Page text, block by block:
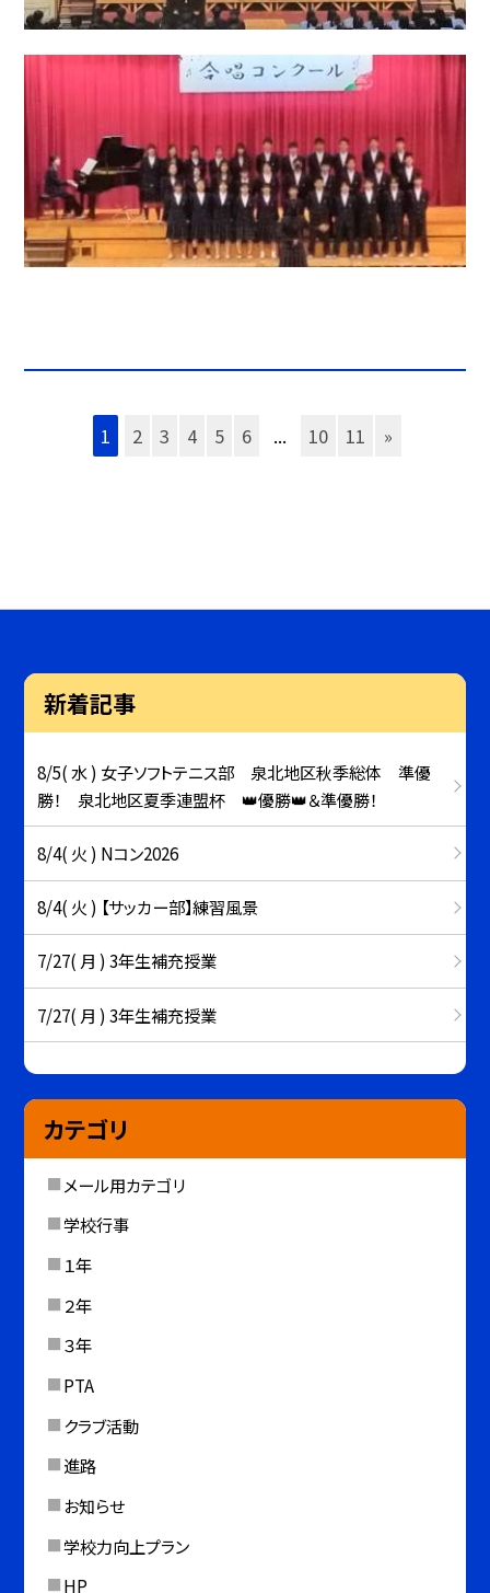
1 2 3 4 5 6 ... 10 11 »
新着記事
8/5( 水 ) 女子ソフトテニス部 泉北地区秋季総体 準優
勝！ 泉北地区夏季連盟杯 👑優勝👑＆準優勝！
8/4( 火 ) Nコン2026
8/4( 火 ) 【サッカー部】練習風景
7/27( 月 ) 3年生補充授業
7/27( 月 ) 3年生補充授業
カテゴリ
メール用カテゴリ
学校行事
１年
２年
３年
PTA
クラブ活動
進路
お知らせ
学校力向上プラン
HP